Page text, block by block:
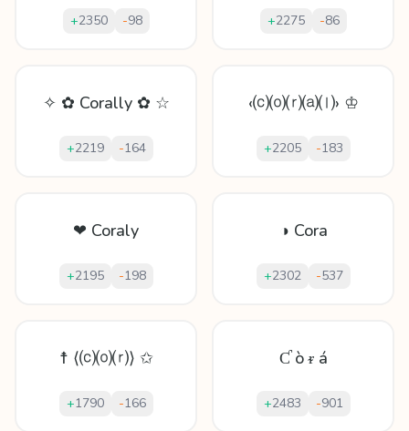
+2350 -98 +2275 -86
✧ ✿ Corally ✿ ☆
+2219 -164
‹⒞⒪⒭⒜⒧› ♔
+2205 -183
❤ Coraly
+2195 -198
◑ Cora
+2302 -537
☨ ⟨⒞⒪⒭⟩ ✩
+1790 -166
Ƈ ò ᵲ á
+2483 -901